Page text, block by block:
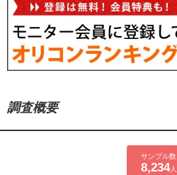
調査概要
サンプル数
8,234人